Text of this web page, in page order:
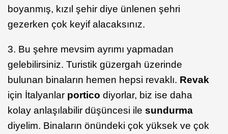
boyanmış, kızıl şehir diye ünlenen şehri
gezerken çok keyif alacaksınız.
3. Bu şehre mevsim ayrımı yapmadan
gelebilirsiniz. Turistik güzergah üzerinde
bulunan binaların hemen hepsi revaklı. Revak
için İtalyanlar portico diyorlar, biz ise daha
kolay anlaşılabilir düşüncesi ile sundurma
diyelim. Binaların önündeki çok yüksek ve çok